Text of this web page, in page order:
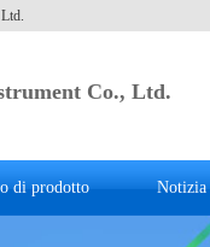
Co., Ltd.
di prodotto Notizia